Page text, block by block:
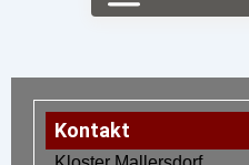
Kontakt